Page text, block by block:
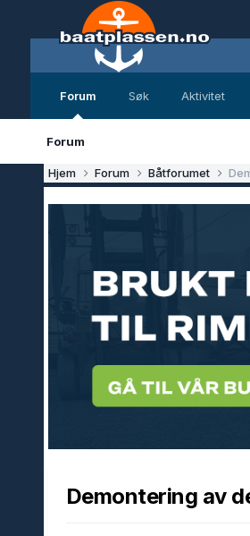
Forum
Forum
Søk Aktivitet
Hjem Forum Båtforumet
Demontering av